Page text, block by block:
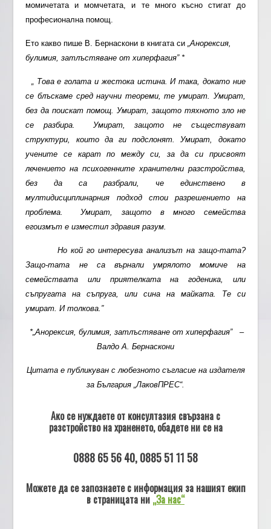
момичетата и момчетата, и те много късно стигат до
професионална помощ.
Ето какво пише В. Бернаскони в книгата си„Анорексия,
булимия, затлъстяване от хиперфагия” *
„ Това е голата и жестока истина.И така, докато ние
се блъскаме сред научни теореми, те умират. Умират,
без да поискат помощ. Умират, защото тяхното зло не
се разбира. Умират, защото не съществуват
структури, които да ги подслонят. Умират, докато
учените се карат по между си, за да си присвоят
лечението на психогенните хранителни разстройства,
без да са разбрали, че единствено в
мултидисциплинарния подход стои разрешението на
проблема. Умират, защото в много семейства
егоизмът е изместил здравия разум.
Но кой го интересува анализът на защо-тата?
Защо-тата не са върнали умрялото момиче на
семействата или приятелката на годеника, или
съпругата на съпруга, или сина на майката. Те си
умират. И толкова.”
*„Анорексия, булимия, затлъстяване от хиперфагия” –
Валдо А. Бернаскони
Цитата е публикуван с любезното съгласие на издателя
за България „ЛаковПРЕС“.
Ако се нуждаете от консултазия свързана с
разстройство на храненето, обадете ни се на
0888 65 56 40, 0885 51 11 58
Можете да се запознаете с информация за нашият екип
в страницата ни „За нас“